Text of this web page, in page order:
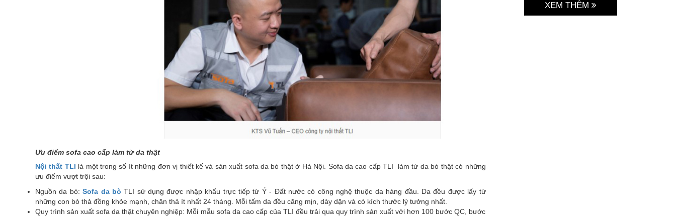
Ưu điểm sofa cao cấp làm từ da thật
Nội thất TLI là một trong số ít những đơn vị thiết kế và sản xuất sofa da bò thật ở Hà Nội. Sofa da cao cấp TLI làm từ da bò thật có những
ưu điểm vượt trội sau:
Nguồn da bò:Sofa da bòTLI sử dụng được nhập khẩu trực tiếp từ Ý - Đất nước có công nghệ thuộc da hàng đầu. Da đều được lấy từ
những con bò thả đồng khỏe mạnh, chăn thả ít nhất 24 tháng. Mỗi tấm da đều căng mịn, dày dặn và có kích thước lý tưởng nhất.
Quy trình sản xuất sofa da thật chuyên nghiệp: Mỗi mẫu sofa da cao cấp của TLI đều trải qua quy trình sản xuất với hơn 100 bước QC, bước
XEM THÊM